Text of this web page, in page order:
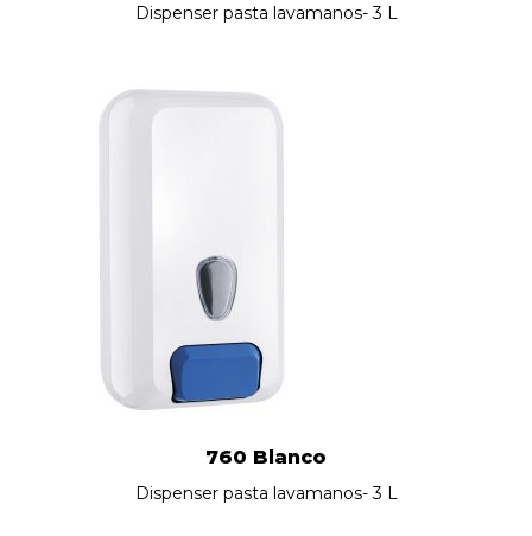
Dispenser pasta lavamanos- 3 L
760 Blanco
Dispenser pasta lavamanos- 3 L